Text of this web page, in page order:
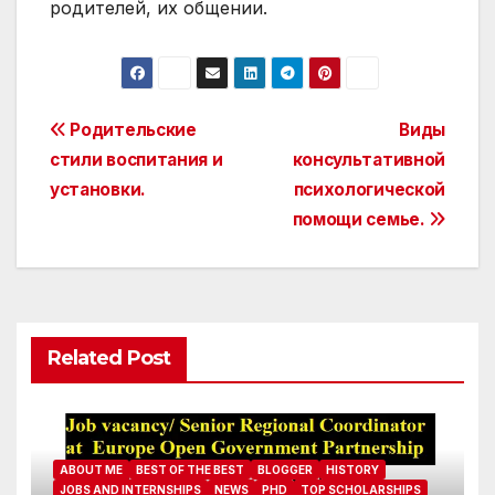
родителей, их общении.
Post
navigation
Виды
консультативной
психологической
помощи семье.
Родительские
стили воспитания и
установки.
Related Post
ABOUT ME BEST OF THE BEST BLOGGER
HISTORY
JOBS AND INTERNSHIPS
NEWS PHD TOP SCHOLARSHIPS